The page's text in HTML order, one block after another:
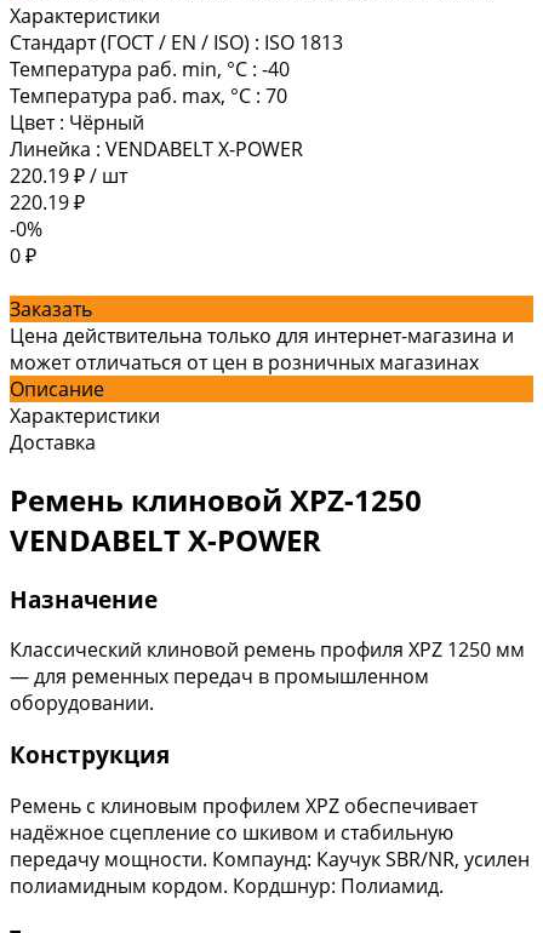
Характеристики
Стандарт (ГОСТ / EN / ISO) : ISO 1813
Температура раб. min, °C : -40
Температура раб. max, °C : 70
Цвет : Чёрный
Линейка : VENDABELT X-POWER
220.19 ₽/ шт
220.19 ₽
-0%
0 ₽
Заказать
Цена действительна только для интернет-магазина и
может отличаться от цен в розничных магазинах
Описание
Характеристики
Доставка
Ремень клиновой XPZ-1250
VENDABELT X-POWER
Назначение
Классический клиновой ремень профиля XPZ 1250 мм
— для ременных передач в промышленном
оборудовании.
Конструкция
Ремень с клиновым профилем XPZ обеспечивает
надёжное сцепление со шкивом и стабильную
передачу мощности. Компаунд: Каучук SBR/NR, усилен
полиамидным кордом. Кордшнур: Полиамид.